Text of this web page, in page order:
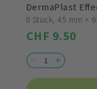
DermaPlast
8 Stück, 45 mm ×
CHF 9.50